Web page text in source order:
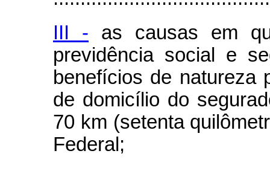
III - as causas em
previdência social e
benefícios de natureza
de domicílio do
70 km (setenta
Federal;